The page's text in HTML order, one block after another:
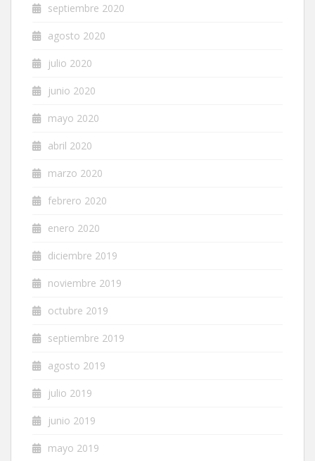
septiembre 2020
agosto 2020
julio 2020
junio 2020
mayo 2020
abril 2020
marzo 2020
febrero 2020
enero 2020
diciembre 2019
noviembre 2019
octubre 2019
septiembre 2019
agosto 2019
julio 2019
junio 2019
mayo 2019